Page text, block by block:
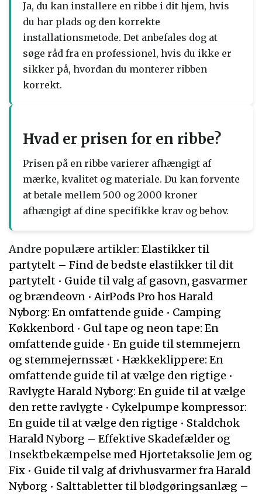
Ja, du kan installere en ribbe i dit hjem, hvis
du har plads og den korrekte
installationsmetode. Det anbefales dog at
søge råd fra en professionel, hvis du ikke er
sikker på, hvordan du monterer ribben
korrekt.
Hvad er prisen for en ribbe?
Prisen på en ribbe varierer afhængigt af
mærke, kvalitet og materiale. Du kan forvente
at betale mellem 500 og 2000 kroner
afhængigt af dine specifikke krav og behov.
Andre populære artikler: Elastikker til
partytelt – Find de bedste elastikker til dit
partytelt • Guide til valg af gasovn, gasvarmer
og brændeovn •AirPods Pro hos Harald
Nyborg: En omfattende guide • Camping
Køkkenbord • Gul tape og neon tape: En
omfattende guide • En guide til stemmejern
og stemmejernssæt • Hækkeklippere: En
omfattende guide til at vælge den rigtige •
Ravlygte Harald Nyborg: En guide til at vælge
den rette ravlygte • Cykelpumpe kompressor:
En guide til at vælge den rigtige • Staldchok
Harald Nyborg – Effektive Skadefælder og
Insektbekæmpelse med Hjortetaksolie Jem og
Fix • Guide til valg af drivhusvarmer fra Harald
Nyborg • Salttabletter til blødgøringsanlæg –